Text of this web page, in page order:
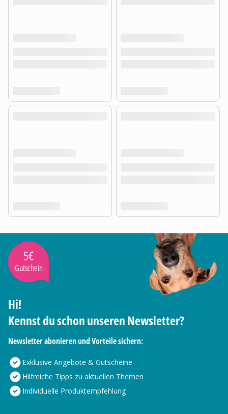
5€
Gutschein
Hi!
Kennst du schon unseren Newsletter?
Newsletter abonieren und Vorteile sichern:
Exklusive Angebote & Gutscheine
Hilfreiche Tipps zu aktuellen Themen
Individuelle Produktempfehlung